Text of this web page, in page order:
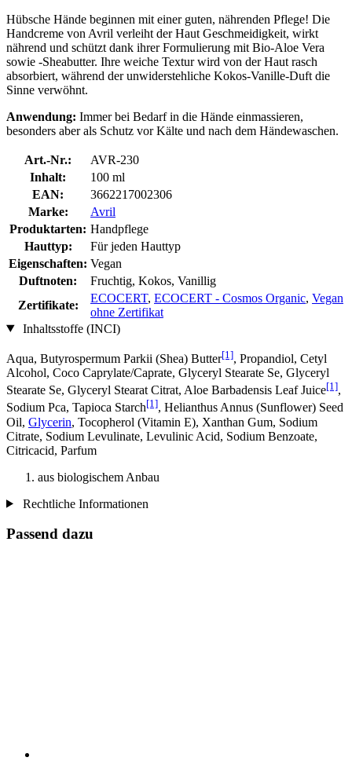
Hübsche Hände beginnen mit einer guten, nährenden Pflege! Die
Handcreme von Avril verleiht der Haut Geschmeidigkeit, wirkt
nährend und schützt dank ihrer Formulierung mit Bio-Aloe Vera
sowie -Sheabutter. Ihre weiche Textur wird von der Haut rasch
absorbiert, während der unwiderstehliche Kokos-Vanille-Duft die
Sinne verwöhnt.
Anwendung: Immer bei Bedarf in die Hände einmassieren,
besonders aber als Schutz vor Kälte und nach dem Händewaschen.
Art.-Nr.:
AVR-230
Inhalt:
100 ml
EAN:
3662217002306
Marke:
Avril
Produktarten: Handpflege
Hauttyp:
Für jeden Hauttyp
Eigenschaften: Vegan
Duftnoten:
Fruchtig, Kokos, Vanillig
Zertifikate:
ECOCERT, ECOCERT - Cosmos Organic, Vegan
ohne Zertifikat
Inhaltsstoffe (INCI)
Aqua, Butyrospermum Parkii (Shea) Butter[1], Propandiol, Cetyl
Alcohol, Coco Caprylate/Caprate, Glyceryl Stearate Se, Glyceryl
Stearate Se, Glyceryl Stearat Citrat, Aloe Barbadensis Leaf Juice[1],
Sodium Pca, Tapioca Starch[1], Helianthus Annus (Sunflower) Seed
Oil, Glycerin, Tocopherol (Vitamin E), Xanthan Gum, Sodium
Citrate, Sodium Levulinate, Levulinic Acid, Sodium Benzoate,
Citricacid, Parfum
aus biologischem Anbau
Rechtliche Informationen
Passend dazu